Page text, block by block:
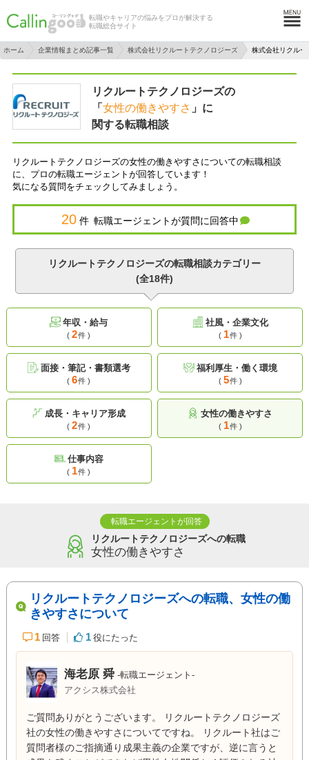
転職やキャリアの悩みをプロが解決する
転職総合サイト
ホーム 企業情報まとめ記事一覧 株式会社リクルートテクノロジーズ 株式会社リクル
リクルートテクノロジーズの
「 女性の働きやすさ 」に
関する転職相談
リクルートテクノロジーズの女性の働きやすさについての転職相談
に、プロの転職エージェントが回答しています！
気になる質問をチェックしてみましょう。
20 件 転職エージェントが質問に回答中
リクルートテクノロジーズの転職相談カテゴリー
(全18件)
年収・給与
(2件 )
社風・企業文化
( 1件 )
面接・筆記・書類選考
(6件 )
福利厚生・働く環境
( 5件 )
成長・キャリア形成
(2件 )
女性の働きやすさ
( 1件 )
仕事内容
( 1件 )
転職エージェントが回答
リクルートテクノロジーズへの転職
女性の働きやすさ
リクルートテクノロジーズへの転職、女性の働
きやすさについて
1 回答 1 役にたった
海老原 舜 -転職エージェント-
アクシス株式会社
ご質問ありがとうございます。 リクルートテクノロジーズ
社の女性の働きやすさについてですね。 リクルート社はご
質問者様のご指摘通り成果主義の企業ですが、逆に言うと